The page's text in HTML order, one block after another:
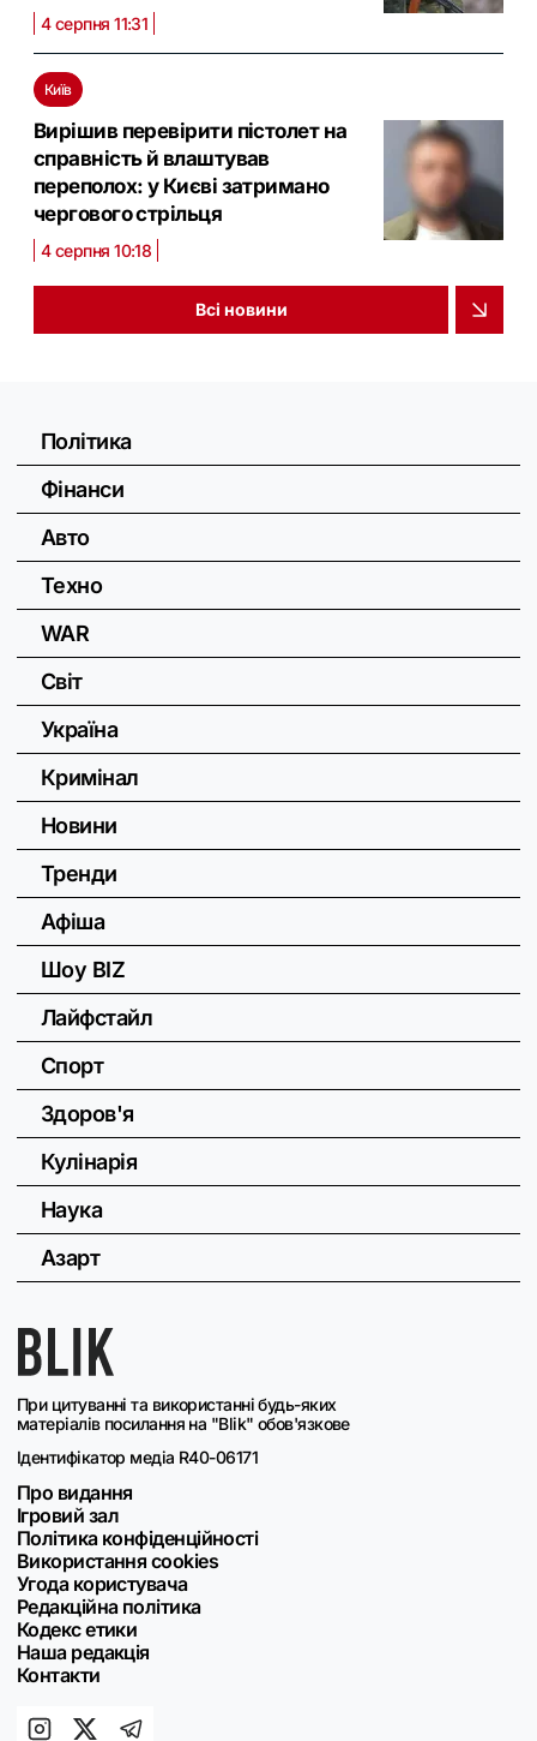
4 серпня 11:31
Київ
Вирішив перевірити пістолет на
справність й влаштував
переполох: у Києві затримано
чергового стрільця
4 серпня 10:18
Всі новини
При цитуванні та використанні будь-яких
матеріалів посилання на "Blik" обов'язкове
Ідентифікатор медіа R40-06171
Про видання
Ігровий зал
Політика конфіденційності
Використання cookies
Угода користувача
Редакційна політика
Кодекс етики
Наша редакція
Контакти
Політика
Фінанси
Авто
Техно
WAR
Світ
Україна
Кримінал
Новини
Тренди
Афіша
Шоу BIZ
Лайфстайл
Спорт
Здоров'я
Кулінарія
Наука
Азарт